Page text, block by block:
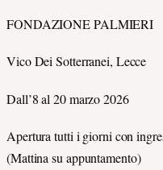
FONDAZIONE PALMIERI
Vico Dei Sotterranei, Lecce
Dall’8 al 20 marzo 2026
Apertura tutti i giorni con
(Mattina su appuntamento)